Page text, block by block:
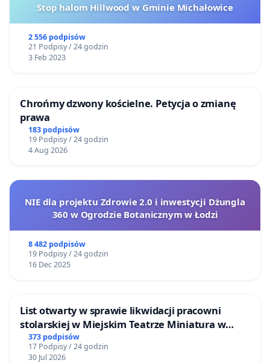
Stop halom Hillwood w Gminie Michałowice
2 556 podpisów
21 Podpisy / 24 godzin
3 Feb 2023
Chrońmy dzwony kościelne. Petycja o zmianę
prawa
183 podpisów
19 Podpisy / 24 godzin
4 Aug 2026
NIE dla projektu Zdrowie 2.0 i inwestycji Dżungla
360 w Ogrodzie Botanicznym w Łodzi
8 482 podpisów
19 Podpisy / 24 godzin
16 Dec 2025
List otwarty w sprawie likwidacji pracowni
stolarskiej w Miejskim Teatrze Miniatura w
Gdańsku
373 podpisów
17 Podpisy / 24 godzin
30 Jul 2026